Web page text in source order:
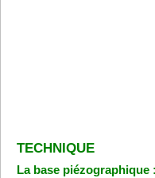
TECHNIQUE
La base piézographique :